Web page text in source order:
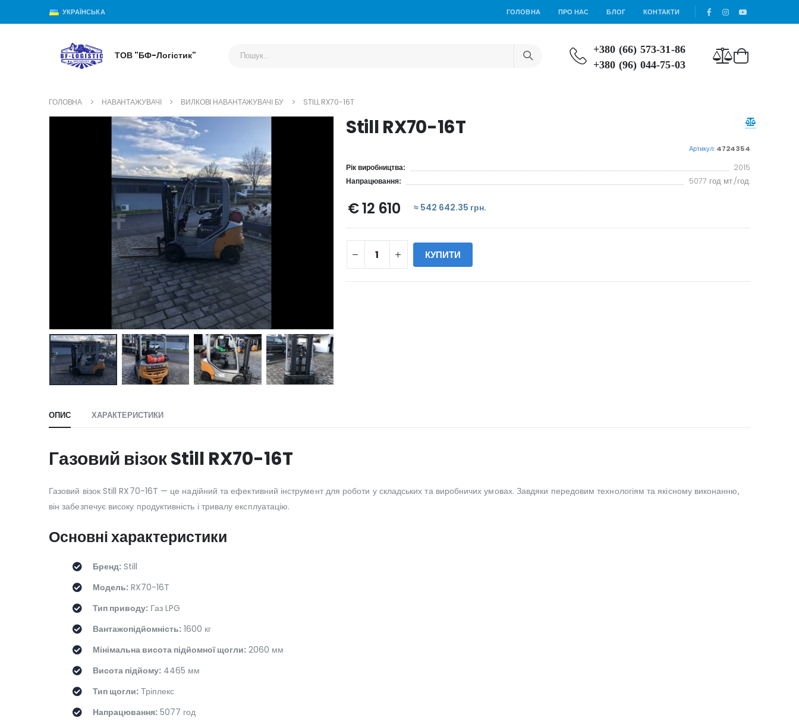
УКРАЇНСЬКА ГОЛОВНА ПРО НАС БЛОГ КОНТАКТИ
ТОВ "БФ-Логістик"
+380 (66) 573-31-86
+380 (96) 044-75-03
ГОЛОВНА НАВАНТАЖУВАЧІ ВИЛКОВІ НАВАНТАЖУВАЧІ БУ STILL RX70-16T
Still RX70-16T
Артикул: 4724354
Рік виробництва: 2015
Напрацювання: 5077 год мт./год.
€ 12 610 ≈ 542 642.35 грн.
КУПИТИ
ОПИС ХАРАКТЕРИСТИКИ
Газовий візок Still RX70-16T
Газовий візок Still RX70-16T — це надійний та ефективний інструмент для роботи у складських та виробничих умовах. Завдяки передовим технологіям та якісному виконанню,
він забезпечує високу продуктивність і тривалу експлуатацію.
Основні характеристики
Бренд: Still
Модель: RX70-16T
Тип приводу: Газ LPG
Вантажопідйомність: 1600 кг
Мінімальна висота підйомної щогли: 2060 мм
Висота підйому: 4465 мм
Тип щогли: Тріплекс
Напрацювання: 5077 год